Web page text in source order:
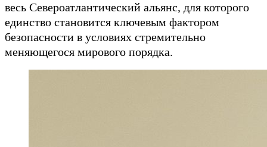
весь Североатлантический альянс, для которого
единство становится ключевым фактором
безопасности в условиях стремительно
меняющегося мирового порядка.